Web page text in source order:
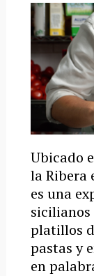
Ubicado
la Ribera
es una
platillos
pastas y
en